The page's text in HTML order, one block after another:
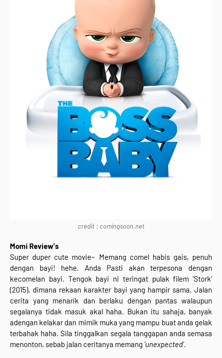
credit : comingsoon.net
Momi Review's
Super duper cute movie~ Memang comel habis gais, penuh
dengan bayi! hehe. Anda Pasti akan terpesona dengan
kecomelan bayi. Tengok bayi ni teringat pulak filem 'Stork'
(2015), dimana rekaan karakter bayi yang hampir sama. Jalan
cerita yang menarik dan berlaku dengan pantas walaupun
segalanya tidak masuk akal haha. Bukan itu sahaja, banyak
adengan kelakar dan mimik muka yang mampu buat anda gelak
terbahak haha. Sila tinggalkan segala tanggapan anda semasa
menonton, sebab jalan ceritanya memang 'unexpected'.